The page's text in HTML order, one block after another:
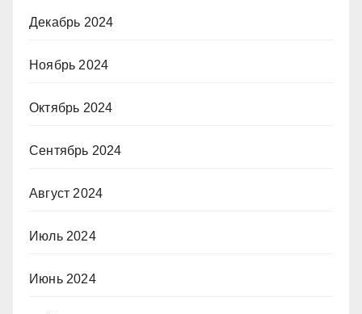
Декабрь 2024
Ноябрь 2024
Октябрь 2024
Сентябрь 2024
Август 2024
Июль 2024
Июнь 2024